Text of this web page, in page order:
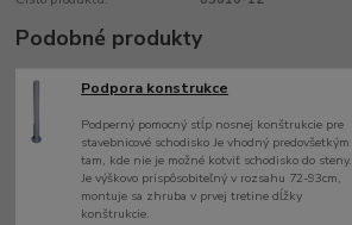
Podobné produkty
Podpora konstrukce
Podperný pomocný stĺp nosnej konštrukcie pre
stavebnicové schodisko Je vhodný predovšetkým
tam, kde nie je možné kotviť schodisko do steny.
Je výškovo prispôsobiteľný v rozsahu 72-93cm,
montuje sa zhruba v prvej tretine dĺžky
konštrukcie.